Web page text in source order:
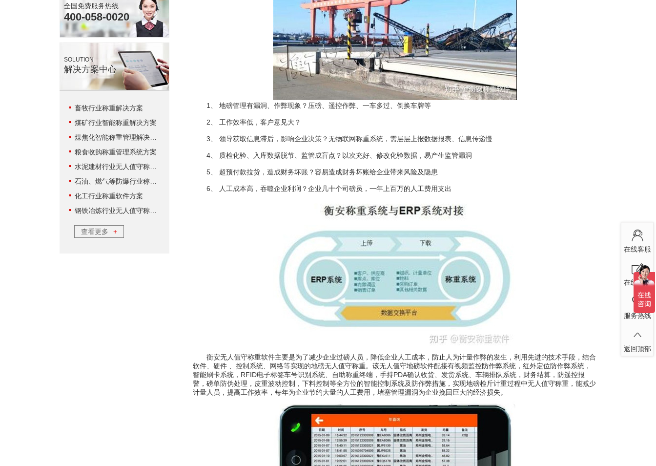
全国免费服务热线
400-058-0020
SOLUTION
解决方案中心
畜牧行业称重解决方案
煤矿行业智能称重解决方案
煤焦化智能称重管理解决方案
粮食收购称重管理系统方案
水泥建材行业无人值守称重解决方案
石油、燃气等防爆行业称重系统方案
化工行业称重软件方案
钢铁冶炼行业无人值守称重软件方案
查看更多 +
1、 地磅管理有漏洞、作弊现象？压磅、遥控作弊、一车多过、倒换车牌等
2、 工作效率低，客户意见大？
3、 领导获取信息滞后，影响企业决策？无物联网称重系统，需层层上报数据报表、信息传递慢
4、 质检化验、入库数据脱节、监管成盲点？以次充好、修改化验数据，易产生监管漏洞
5、 超预付款拉货，造成财务坏账？容易造成财务坏账给企业带来风险及隐患
6、 人工成本高，吞噬企业利润？企业几十个司磅员，一年上百万的人工费用支出
衡安无人值守称重软件主要是为了减少企业过磅人员，降低企业人工成本，防止人为计量作弊的发生，利用先进的技术手段，结合
软件、硬件 、控制系统、网络等实现的地磅无人值守称重。该无人值守地磅软件配接有视频监控防作弊系统，红外定位防作弊系统，
智能刷卡系统，RFID电子标签车号识别系统、自助称重终端，手持PDA确认收货、发货系统、车辆排队系统，财务结算，防遥控报
警，磅单防伪处理，皮重波动控制，下料控制等全方位的智能控制系统及防作弊措施，实现地磅检斤计重过程中无人值守称重，能减少
计量人员，提高工作效率，每年为企业节约大量的人工费用，堵塞管理漏洞为企业挽回巨大的经济损失。
在线客服
在线留言
服务热线
返回顶部